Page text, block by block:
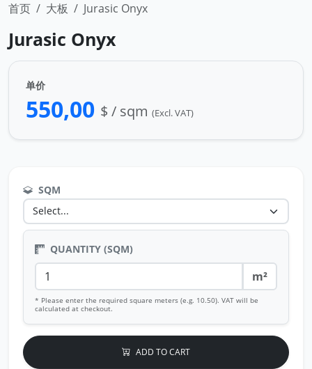
首页 大板 Jurasic Onyx
Jurasic Onyx
单价
550,00 $ / sqm (Excl. VAT)
SQM
QUANTITY (SQM)
m²
* Please enter the required square meters (e.g. 10.50). VAT will be
calculated at checkout.
ADD TO CART